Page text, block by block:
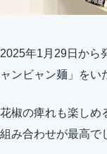
2025年1月29日から
ャンビャン麺」をい
花椒の痺れも楽しめ
組み合わせが最高で